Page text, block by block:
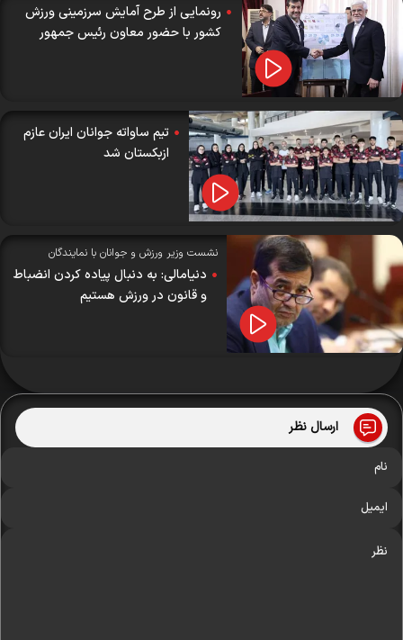
رونمایی از طرح آمایش سرزمینی ورزش
کشور با حضور معاون رئیس جمهور
تیم ساواته جوانان ایران عازم
ازبکستان شد
نشست وزیر ورزش و جوانان با نمایندگان
تشکل‌های ورزشی؛
دنیامالی: به دنبال پیاده کردن انضباط
و قانون در ورزش هستیم
ارسال نظر